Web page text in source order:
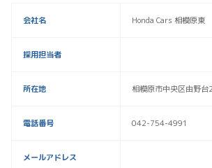
会社名 Honda Cars 相模原東
採用担当者
所在地 相模原市中央区由野
電話番号 042-754-4991
メールアドレス